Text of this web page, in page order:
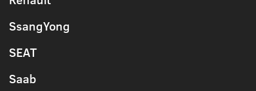
SsangYong
SEAT
Saab